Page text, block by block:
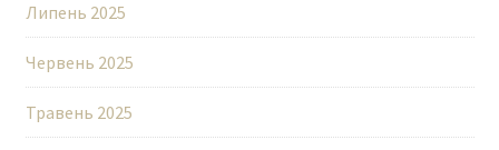
Липень 2025
Червень 2025
Травень 2025